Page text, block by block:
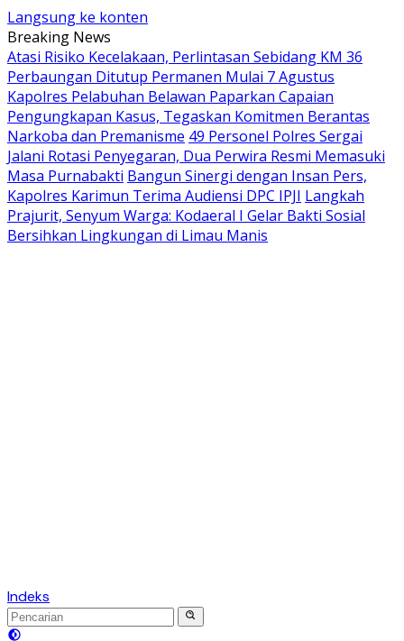
Langsung ke konten
Breaking News
Atasi Risiko Kecelakaan, Perlintasan Sebidang KM 36
Perbaungan Ditutup Permanen Mulai 7 Agustus
Kapolres Pelabuhan Belawan Paparkan Capaian
Pengungkapan Kasus, Tegaskan Komitmen Berantas
Narkoba dan Premanisme 49 Personel Polres Sergai
Jalani Rotasi Penyegaran, Dua Perwira Resmi Memasuki
Masa Purnabakti Bangun Sinergi dengan Insan Pers,
Kapolres Karimun Terima Audiensi DPC IPJI Langkah
Prajurit, Senyum Warga: Kodaeral I Gelar Bakti Sosial
Bersihkan Lingkungan di Limau Manis
Indeks